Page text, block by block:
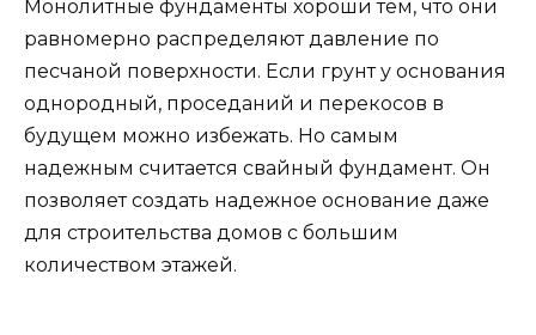
Монолитные фундаменты хороши тем, что они
равномерно распределяют давление по
песчаной поверхности. Если грунт у основания
однородный, проседаний и перекосов в
будущем можно избежать. Но самым
надежным считается свайный фундамент. Он
позволяет создать надежное основание даже
для строительства домов с большим
количеством этажей.